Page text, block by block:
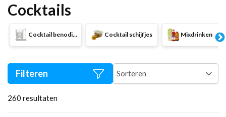
Cocktails
Cocktail benodigdheden Cocktail schijfjes Mixdrinken
260 resultaten
Filteren